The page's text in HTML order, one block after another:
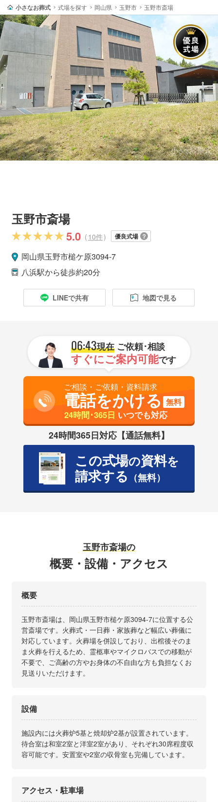
小さなお葬式 式場を探す 岡山県 玉野市 玉野市斎場
玉野市斎場
5.0 ( 10件) 優良式場
岡山県玉野市槌ケ原3094-7
八浜駅から徒歩約20分
LINEで共有 地図で見る
06:43現在ご依頼･相談
すぐにご案内可能です
ご相談・ご依頼・資料請求
電話をかける 無料
24時間･365日 いつでも対応
24時間365日対応【通話無料】
この式場の資料を
請求する （無料）
玉野市斎場の
概要・設備・アクセス
概要
玉野市斎場は、岡山県玉野市槌ケ原3094-7に位置する公
営斎場です。火葬式・一日葬・家族葬など幅広い葬儀に
対応しています。火葬場を併設しており、出棺後そのま
ま火葬を行えるため、霊柩車やマイクロバスでの移動が
不要で、ご高齢の方やお身体の不自由な方も負担なくお
見送りいただけます。
設備
施設内には火葬炉5基と焼却炉2基が設置されています。
待合室は和室2室と洋室2室があり、それぞれ30席程度収
容可能です。安置室や2室の収骨室も完備しています。
アクセス・駐車場